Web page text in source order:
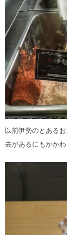
以前伊勢のとある
去があるにもかか